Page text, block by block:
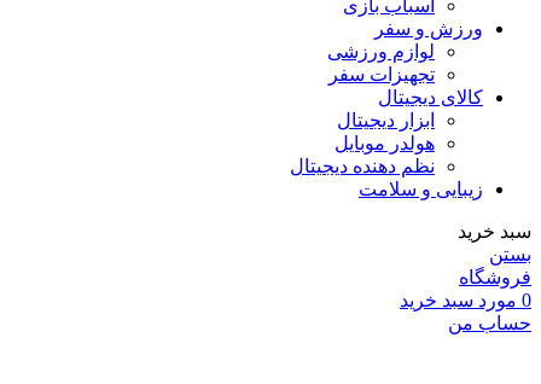
اسباب بازی
ورزش و سفر
لوازم ورزشی
تجهیزات سفر
کالای دیجیتال
ابزار دیجیتال
هولدر موبایل
نظم دهنده دیجیتال
زیبایی و سلامت
سبد خرید
بستن
فروشگاه
0 مورد سبد خرید
حساب من